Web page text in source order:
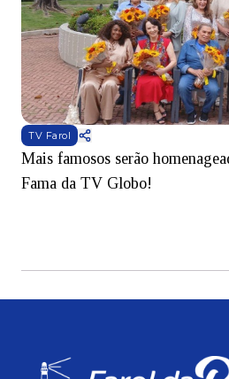
TV Farol
Mais famosos serão
Fama da TV Globo!